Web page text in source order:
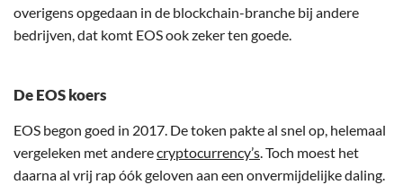
overigens opgedaan in de blockchain-branche bij andere
bedrijven, dat komt EOS ook zeker ten goede.
De EOS koers
EOS begon goed in 2017. De token pakte al snel op, helemaal
vergeleken met anderecryptocurrency’s. Toch moest het
daarna al vrij rap óók geloven aan een onvermijdelijke daling.